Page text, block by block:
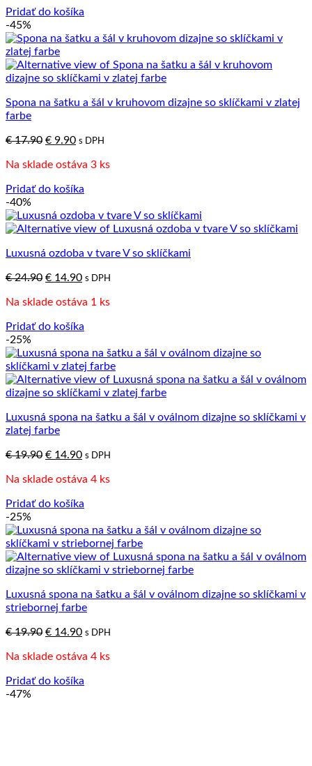
Pridať do košíka
-45%
Spona na šatku a šál v kruhovom dizajne so sklíčkami v zlatej
farbe
€17.90 Pôvodná
bola:
€ 9.90Aktuálna
je:
s DPH
Na sklade ostáva 3 ks
Pridať do košíka
-40%
Luxusná ozdoba v tvare V so sklíčkami
€24.90 Pôvodná
bola:
€ 14.90Aktuálna
je:
s DPH
Na sklade ostáva 1 ks
Pridať do košíka
-25%
Luxusná spona na šatku a šál v oválnom dizajne so sklíčkami v
zlatej farbe
€19.90 Pôvodná
bola:
€ 14.90Aktuálna
je:
s DPH
Na sklade ostáva 4 ks
Pridať do košíka
-25%
Luxusná spona na šatku a šál v oválnom dizajne so sklíčkami v
striebornej farbe
€19.90 Pôvodná
bola:
€ 14.90Aktuálna
je:
s DPH
Na sklade ostáva 4 ks
Pridať do košíka
-47%